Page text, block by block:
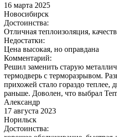
16 марта 2025
Новосибирск
Достоинства:
Отличная теплоизоляция,
Недостатки:
Цена высокая, но оправдана
Комментарий:
Решил заменить старую
термодверь с терморазрывом.
прихожей стало гораздо теплее,
раньше. Доволен, что выбрал
Александр
17 августа 2023
Норильск
Достоинства: